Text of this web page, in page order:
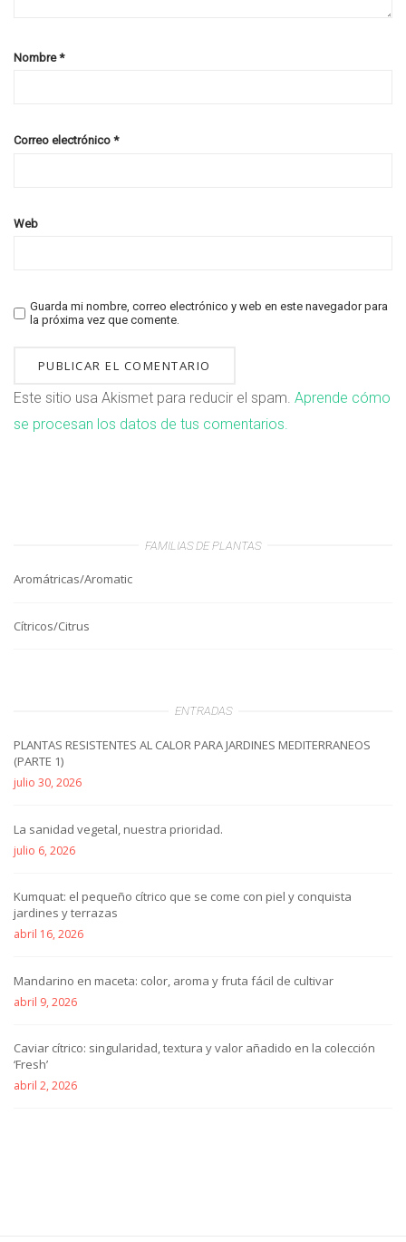
Nombre*
Correo electrónico *
Web
Guarda mi nombre, correo electrónico y web en este navegador para
la próxima vez que comente.
Este sitio usa Akismet para reducir el spam. Aprende cómo
se procesan los datos de tus comentarios.
FAMILIAS DE PLANTAS
Aromátricas/Aromatic
Cítricos/Citrus
ENTRADAS
PLANTAS RESISTENTES AL CALOR PARA JARDINES MEDITERRANEOS
(PARTE 1)
julio 30, 2026
La sanidad vegetal, nuestra prioridad.
julio 6, 2026
Kumquat: el pequeño cítrico que se come con piel y conquista
jardines y terrazas
abril 16, 2026
Mandarino en maceta: color, aroma y fruta fácil de cultivar
abril 9, 2026
Caviar cítrico: singularidad, textura y valor añadido en la colección
‘Fresh’
abril 2, 2026